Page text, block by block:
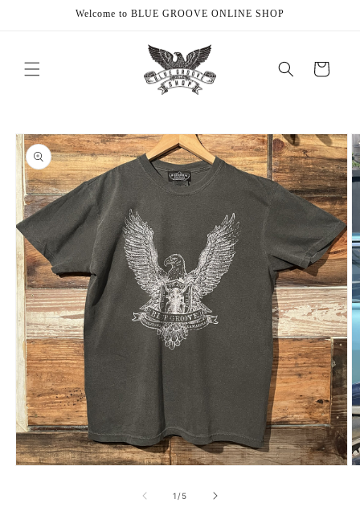
Welcome to BLUE GROOVE ONLINE SHOP
Cart
Skip to
product
information
1 /of
5